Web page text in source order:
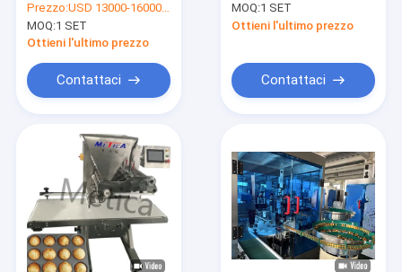
Prodotti
Mostra VR
Circa noi
bottiglie a rotolo a
sfera con tappo di
chiusura e di
essenziali
Prezzo:USD 13000-16000/SET
MOQ:1 SET
Ottieni l'ultimo prezzo
Contattaci
crimpatura e il
confezionamento di
MOQ:1 SET
Ottieni l'ultimo prezzo
Contattaci